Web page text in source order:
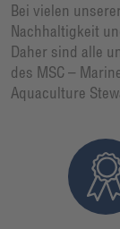
Bei vielen
Nachhaltigkeit
Daher sind alle
des MSC –
Aquaculture